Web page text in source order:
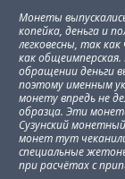
Монеты
копейка, деньга и
легковесны, так
как
обращении деньги
поэтому именным
монету впредь не
образца. Эти
Сузунский
монет тут
специальные
при расчётах с